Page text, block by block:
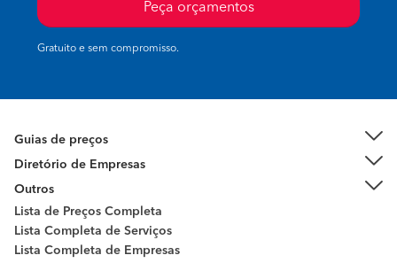
Peça orçamentos
Gratuito e sem compromisso.
Guias de preços
Diretório de Empresas
Outros
Lista de Preços Completa
Lista Completa de Serviços
Lista Completa de Empresas